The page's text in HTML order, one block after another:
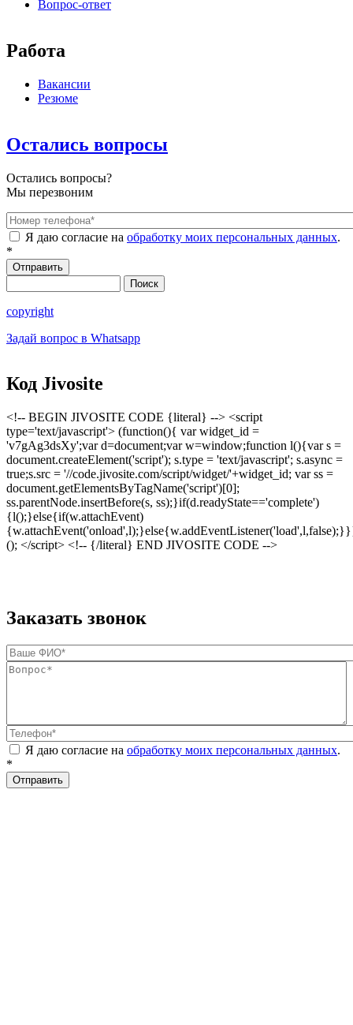
Вопрос-ответ
Работа
Вакансии
Резюме
Остались вопросы
Остались вопросы?
Мы перезвоним
Номер телефона
Я даю согласие на обработку моих персональных данных.
*
copyright
Задай вопрос в Whatsapp
Код Jivosite
<!-- BEGIN JIVOSITE CODE {literal} --> <script
type='text/javascript'> (function(){ var widget_id =
'v7gAg3dsXy';var d=document;var w=window;function l(){var s =
document.createElement('script'); s.type = 'text/javascript'; s.async =
true;s.src = '//code.jivosite.com/script/widget/'+widget_id; var ss =
document.getElementsByTagName('script')[0];
ss.parentNode.insertBefore(s, ss);}if(d.readyState=='complete')
{l();}else{if(w.attachEvent)
(); </script> <!-- {/literal} END JIVOSITE CODE -->
Заказать звонок
Ваше ФИО
Вопрос*
Телефон*
Я даю согласие на обработку моих персональных данных.
*